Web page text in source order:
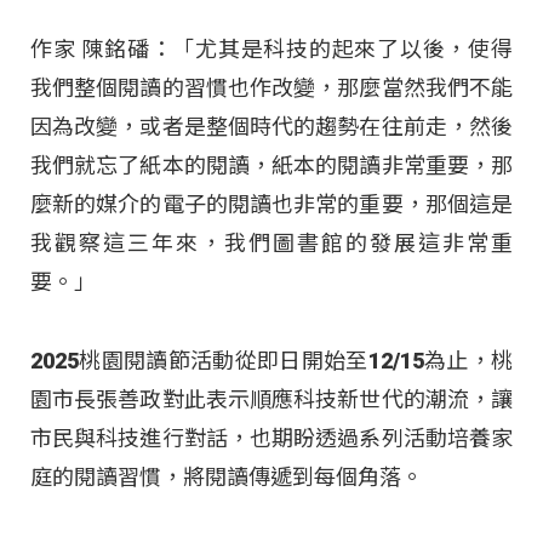
作家 陳銘磻：「尤其是科技的起來了以後，使得
我們整個閱讀的習慣也作改變，那麼當然我們不能
因為改變，或者是整個時代的趨勢在往前走，然後
我們就忘了紙本的閱讀，紙本的閱讀非常重要，那
麼新的媒介的電子的閱讀也非常的重要，那個這是
我觀察這三年來，我們圖書館的發展這非常重
要。」
2025桃園閱讀節活動從即日開始至12/15為止，桃
園市長張善政對此表示順應科技新世代的潮流，讓
市民與科技進行對話，也期盼透過系列活動培養家
庭的閱讀習慣，將閱讀傳遞到每個角落。